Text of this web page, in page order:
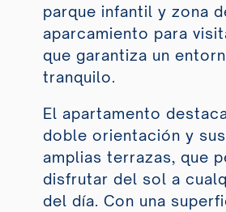
parque infantil y zona
aparcamiento para
que garantiza un
tranquilo.
El apartamento
doble orientación y
amplias terrazas, que
disfrutar del sol a
del día. Con una